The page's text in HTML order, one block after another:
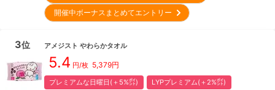
開催中ボーナスまとめてエントリー
3位 アメジスト やわらかタオル
5.4 円/枚 5,379円
プレミアムな日曜日(＋5%㌽) LYPプレミアム(＋2%㌽)